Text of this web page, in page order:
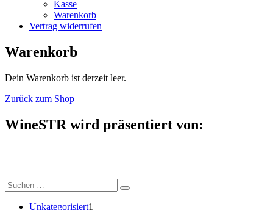
Kasse
Warenkorb
Vertrag widerrufen
Warenkorb
Dein Warenkorb ist derzeit leer.
Zurück zum Shop
WineSTR wird präsentiert von:
Suche
nach:
Unkategorisiert1